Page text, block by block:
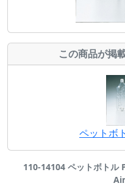
この商品が掲
ペットボ
110-14104 ペットボトル